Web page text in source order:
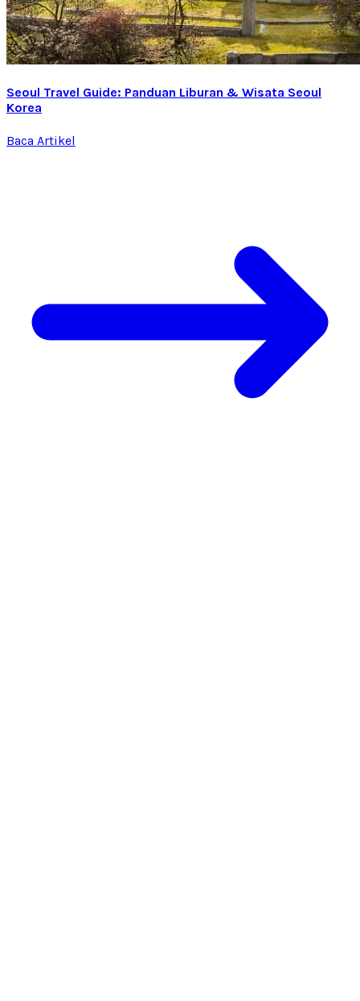
Seoul Travel Guide: Panduan Liburan & Wisata Seoul
Korea
Baca Artikel